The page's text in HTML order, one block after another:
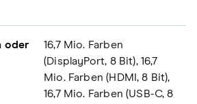
oder
16,7 Mio. Farben
(DisplayPort, 8 Bit), 16,7
Mio. Farben (HDMI, 8 Bit),
16,7 Mio. Farben (USB-C, 8